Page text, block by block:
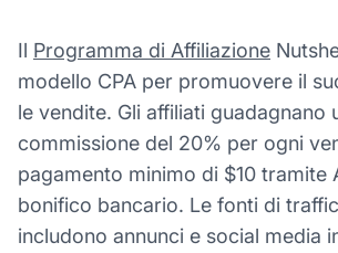
Il Programma di Affiliazione
modello CPA per promuovere il
le vendite. Gli affiliati guadagnano
commissione del 20% per ogni
pagamento minimo di $10 tramite
bonifico bancario. Le fonti di
includono annunci e social media